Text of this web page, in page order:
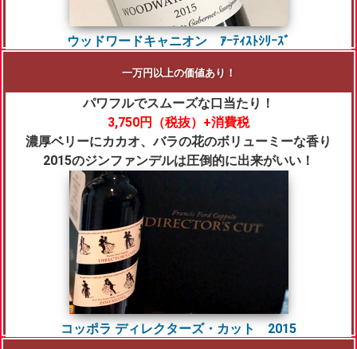
ウッドワードキャニオン ｱｰﾃｨｽﾄｼﾘｰｽﾞ
一万円以上の価値あり！
パワフルでスムーズな口当たり！
3,750円（税抜）+消費税
濃厚ベリーにカカオ、バラの花のボリューミーな香り
2015のジンファンデルは圧倒的に出来がいい！
コッポラ ディレクターズ・カット 2015